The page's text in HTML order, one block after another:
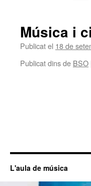
Música i
Publicat el 18 de
Publicat dins de BSO
L'aula de música